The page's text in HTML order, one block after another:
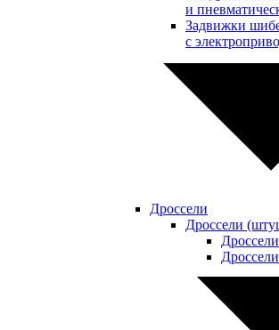
и
Задвижки
с
Дроссели
Дроссели